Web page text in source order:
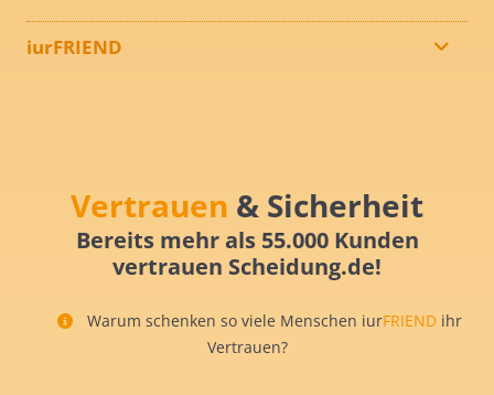
iurFRIEND
Vertrauen & Sicherheit
Bereits mehr als 55.000 Kunden
vertrauen Scheidung.de!
Warum schenken so viele Menschen iurFRIEND ihr
Vertrauen?